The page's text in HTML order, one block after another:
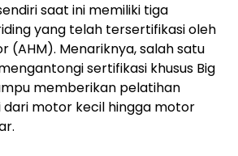
saat ini memiliki tiga
yang telah tersertifikasi oleh
(AHM). Menariknya, salah satu
sertifikasi khusus Big
memberikan pelatihan
dari motor kecil hingga motor